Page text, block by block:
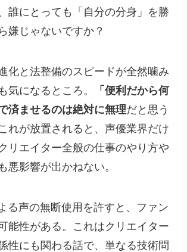
誰にとっても「自分の分身」を勝
嫌じゃないですか？
化と法整備のスピードが全然噛み
気になるところ。
「便利だから何
済ませるのは絶対に無理だと思う
れが放置されると、声優業界だけ
リエイター全般の仕事のやり方や
悪影響が出かねない。
る声の無断使用を許すと、ファン
能性がある。これはクリエイター
性にも関わる話で、単なる技術問